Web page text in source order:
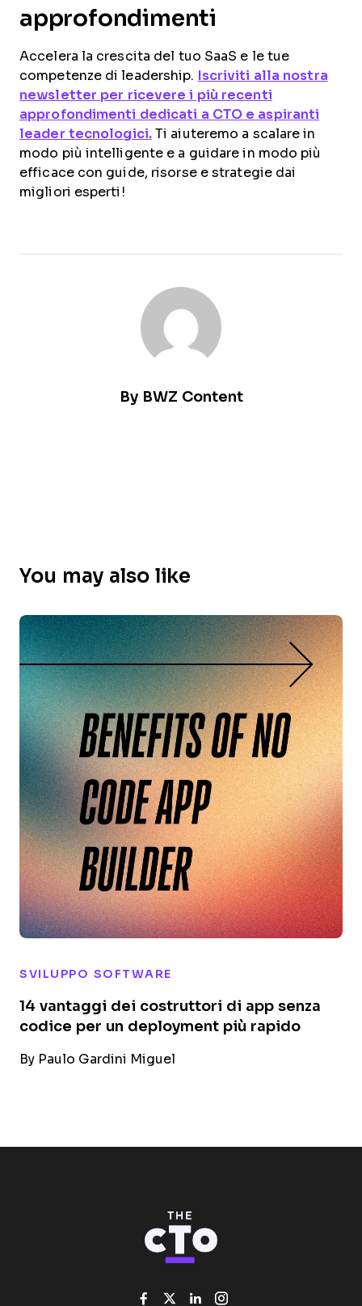
approfondimenti
Accelera la crescita del tuo SaaS e le tue
competenze di leadership.
Iscriviti alla nostra
newsletter per ricevere i più recenti
approfondimenti dedicati a CTO e aspiranti
leader tecnologici.Ti aiuteremo a scalare in
modo più intelligente e a guidare in modo più
efficace con guide, risorse e strategie dai
migliori esperti!
By BWZ Content
You may also like
SVILUPPO SOFTWARE
14 vantaggi dei costruttori di app senza
codice per un deployment più rapido
By Paulo Gardini Miguel